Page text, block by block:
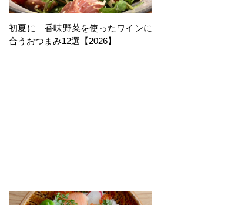
初夏に 香味野菜を使ったワインに
合うおつまみ12選【2026】